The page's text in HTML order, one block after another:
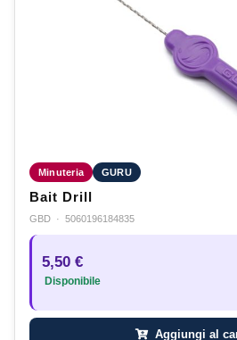
Minuteria GURU
Bait Drill
GBD · 5060196184835
5,50 €
Disponibile
Aggiungi al